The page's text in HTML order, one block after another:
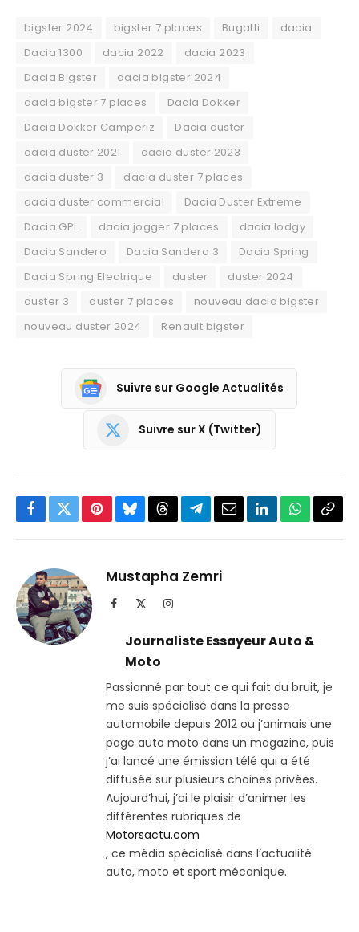
bigster 2024 bigster 7 places Bugatti
dacia
Dacia 1300
dacia 2022
dacia 2023
Dacia Bigster
dacia bigster 2024
dacia bigster 7 places
Dacia Dokker
Dacia Dokker Camperiz
Dacia duster
dacia duster 2021
dacia duster 2023
dacia duster 3
dacia duster 7 places
dacia duster commercial
Dacia Duster Extreme
Dacia GPL
dacia jogger 7 places
dacia lodgy
Dacia Sandero
Dacia Sandero 3
Dacia Spring
Dacia Spring Electrique
duster
duster 2024
duster 3
duster 7 places
nouveau dacia bigster
nouveau duster 2024
Renault bigster
Suivre sur Google Actualités
Suivre sur X (Twitter)
Facebook
TwitterPinterestBlueskyThreadsPartager
Telegram
EmailLinkedInWhatsApp
Mustapha Zemri
Facebook Instagram
Journaliste Essayeur Auto &
Moto
Passionné par tout ce qui fait du bruit, je
me suis spécialisé dans la presse
automobile depuis 2012 ou j’animais une
page auto moto dans un magazine, puis
j’ai lancé une émission télé qui a été
diffusée sur plusieurs chaines privées.
Aujourd’hui, j’ai le plaisir d’animer les
différentes rubriques de
Motorsactu.com
, ce média spécialisé dans l’actualité
auto, moto et sport mécanique.